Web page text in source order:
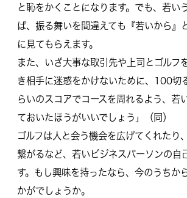
と恥をかくことになります。でも、若い
ば、振る舞いを間違えても『若いから』
に見てもらえます。
また、いざ大事な取引先や上司とゴルフ
き相手に迷惑をかけないために、100切
らいのスコアでコースを周れるよう、若
ておいたほうがいいでしょう」（同）
ゴルフは人と会う機会を広げてくれたり
繋がるなど、若いビジネスパーソンの自
す。もし興味を持ったなら、今のうちか
かがでしょうか。